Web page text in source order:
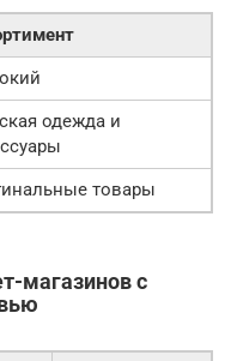
одежда и
товары
магазинов с